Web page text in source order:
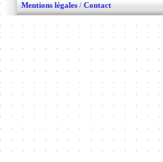
Mentions légales / Contact